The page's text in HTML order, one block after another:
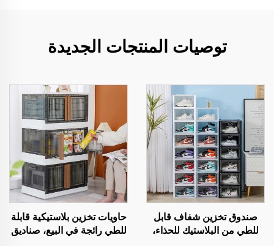
توصيات المنتجات الجديدة
صندوق تخزين شفاف قابل
للطي من البلاستيك للحذاء،
حاويات تخزين بلاستيكية قابلة
للطي رائجة في البيع، صناديق